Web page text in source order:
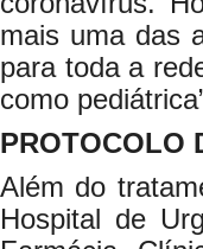
mais uma das
para toda a
como
PROTOCOLO
Além do
Hospital de